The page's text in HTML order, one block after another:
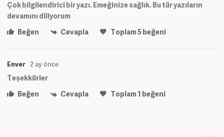
Çok bilgilendirici bir yazı. Emeğinize sağlık. Bu tür yazıların
devamını diliyorum
Beğen
Cevapla Toplam5beğeni
Enver 2 ay önce
Teşekkürler
Beğen
Cevapla Toplam1 beğeni